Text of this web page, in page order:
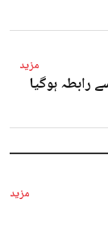
مزید
رابطہ ہوگیا
مزید